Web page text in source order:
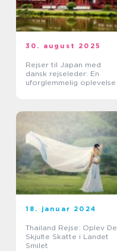
30. august 2025
Rejser til Japan med
dansk rejseleder: En
uforglemmelig oplevelse
18. januar 2024
Thailand Rejse: Oplev De
Skjulte Skatte i Landet
Smilet